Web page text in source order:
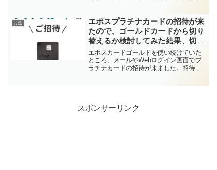
用をしています。今回はその口座で見事
に当選！完全平等抽選...
お金
エポスプラチナカードの招待が来
たので、ゴールドカードから切り
替えるか検討してみた結果、切り
替えることにしました！
エポスカードゴールドを使い続けていた
ところ、メールやWebログイン画面でプ
ラチナカードの招待が来ました。招待が
スポンサーリンク